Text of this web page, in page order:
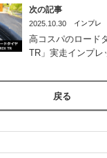
次の記事
2025.10.30 インプレ
高コスパのロード
TR」実走インプレ
戻る